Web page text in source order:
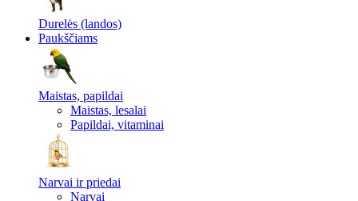
Durelės (landos)
Paukščiams
Maistas, papildai
Maistas, lesalai
Papildai, vitaminai
Narvai ir priedai
Narvai